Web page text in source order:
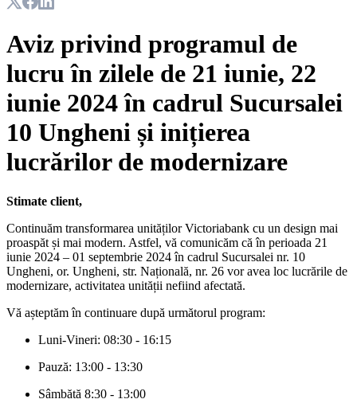
Aviz privind programul de
lucru în zilele de 21 iunie, 22
iunie 2024 în cadrul Sucursalei
10 Ungheni și inițierea
lucrărilor de modernizare
Stimate client,
Continuăm transformarea unităților Victoriabank cu un design mai
proaspăt și mai modern. Astfel, vă comunicăm că în perioada 21
iunie 2024 – 01 septembrie 2024 în cadrul Sucursalei nr. 10
Ungheni, or. Ungheni, str. Națională, nr. 26 vor avea loc lucrările de
modernizare, activitatea unității nefiind afectată.
Vă așteptăm în continuare după următorul program:
Luni-Vineri: 08:30 - 16:15
Pauză: 13:00 - 13:30
Sâmbătă 8:30 - 13:00